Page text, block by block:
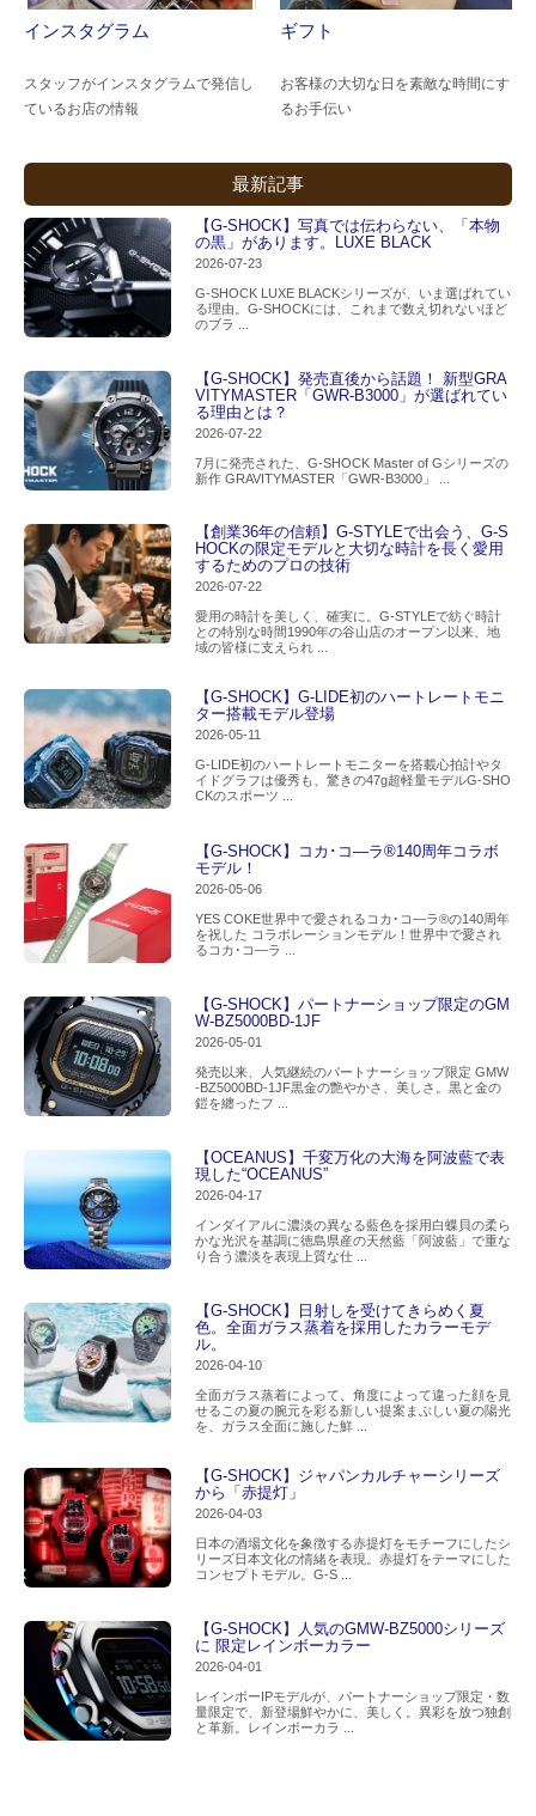
インスタグラム
スタッフがインスタグラムで発信し
ているお店の情報
ギフト
お客様の大切な日を素敵な時間にす
るお手伝い
最新記事
【G-SHOCK】写真では伝わらない、「本物
の黒」があります。LUXE BLACK
2026-07-23
G-SHOCK LUXE BLACKシリーズが、いま選ばれてい
る理由。G-SHOCKには、これまで数え切れないほど
のブラ ...
【G-SHOCK】発売直後から話題！ 新型GRA
VITYMASTER「GWR-B3000」が選ばれてい
る理由とは？
2026-07-22
7月に発売された、G-SHOCK Master of Gシリーズの
新作 GRAVITYMASTER「GWR-B3000」 ...
【創業36年の信頼】G-STYLEで出会う、G-S
HOCKの限定モデルと大切な時計を長く愛用
するためのプロの技術
2026-07-22
愛用の時計を美しく、確実に。G-STYLEで紡ぐ時計
との特別な時間1990年の谷山店のオープン以来、地
域の皆様に支えられ ...
【G-SHOCK】G-LIDE初のハートレートモニ
ター搭載モデル登場
2026-05-11
G-LIDE初のハートレートモニターを搭載心拍計やタ
イドグラフは優秀も、驚きの47g超軽量モデルG-SHO
CKのスポーツ ...
【G-SHOCK】コカ･コ―ラ®140周年コラボ
モデル！
2026-05-06
YES COKE世界中で愛されるコカ･コ―ラ®の140周年
を祝した コラボレーションモデル！世界中で愛され
るコカ･コ―ラ ...
【G-SHOCK】パートナーショップ限定のGM
W-BZ5000BD-1JF
2026-05-01
発売以来、人気継続のパートナーショップ限定 GMW
-BZ5000BD-1JF黒金の艶やかさ、美しさ。黒と金の
鎧を纏ったフ ...
【OCEANUS】千変万化の大海を阿波藍で表
現した“OCEANUS”
2026-04-17
インダイアルに濃淡の異なる藍色を採用白蝶貝の柔ら
かな光沢を基調に徳島県産の天然藍「阿波藍」で重な
り合う濃淡を表現上質な仕 ...
【G-SHOCK】日射しを受けてきらめく夏
色。全面ガラス蒸着を採用したカラーモデ
ル。
2026-04-10
全面ガラス蒸着によって、角度によって違った顔を見
せるこの夏の腕元を彩る新しい提案まぶしい夏の陽光
を、ガラス全面に施した鮮 ...
【G-SHOCK】ジャパンカルチャーシリーズ
から「赤提灯」
2026-04-03
日本の酒場文化を象徴する赤提灯をモチーフにしたシ
リーズ日本文化の情緒を表現。赤提灯をテーマにした
コンセプトモデル。G-S ...
【G-SHOCK】人気のGMW-BZ5000シリーズ
に 限定レインボーカラー
2026-04-01
レインボーIPモデルが、パートナーショップ限定・数
量限定で、新登場鮮やかに、美しく。異彩を放つ独創
と革新。レインボーカラ ...